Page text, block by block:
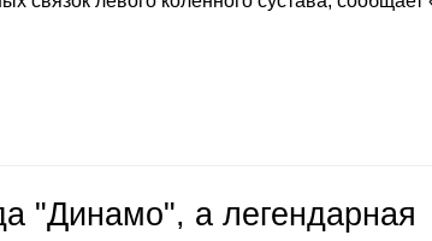
"Динамо", а легендарная